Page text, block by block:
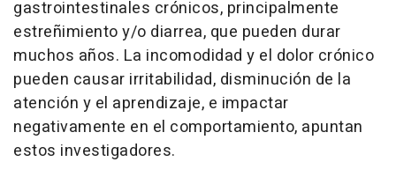
gastrointestinales crónicos, principalmente
estreñimiento y/o diarrea, que pueden durar
muchos años. La incomodidad y el dolor crónico
pueden causar irritabilidad, disminución de la
atención y el aprendizaje, e impactar
negativamente en el comportamiento, apuntan
estos investigadores.